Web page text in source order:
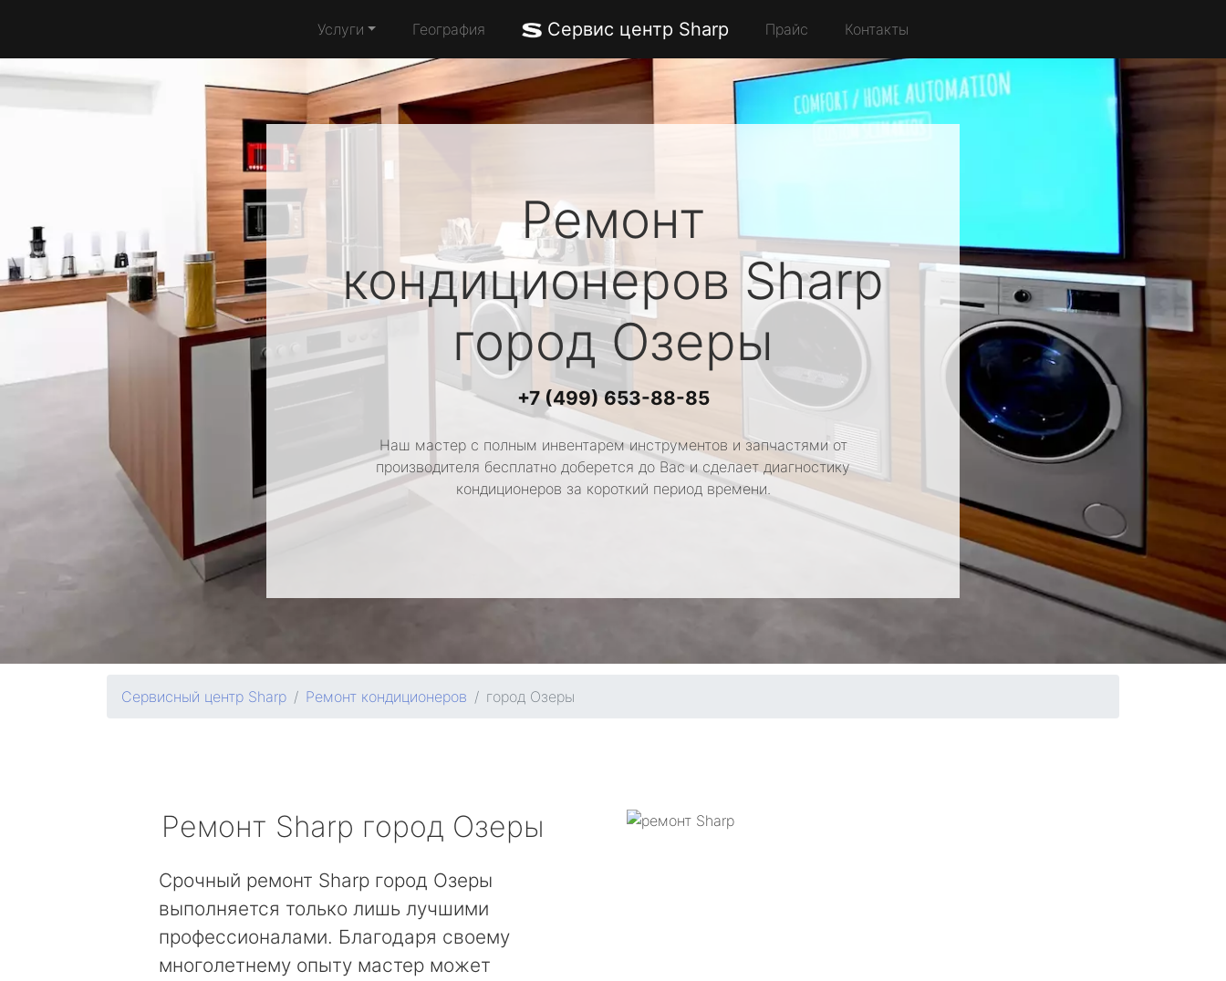
Услуги География Сервис центр Sharp Прайс Контакты
Ремонт
кондиционеров Sharp
город Озеры
+7 (499) 653-88-85
Наш мастер с полным инвентарем инструментов и запчастями от
производителя бесплатно доберется до Вас и сделает диагностику
кондиционеров за короткий период времени.
Сервисный центр Sharp Ремонт кондиционеров город Озеры
Ремонт Sharp город Озеры
Срочный ремонт Sharp город Озеры
выполняется только лишь лучшими
профессионалами. Благодаря своему
многолетнему опыту мастер может